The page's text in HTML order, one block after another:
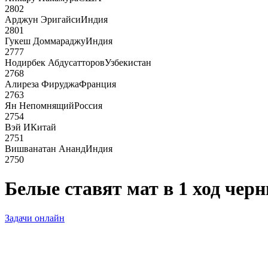
2802
Арджун ЭригайсиИндия
2801
Гукеш ДоммараджуИндия
2777
Нодирбек АбдусатторовУзбекистан
2768
Алиреза ФируджаФранция
2763
Ян НепомнящийРоссия
2754
Вэй ИКитай
2751
Вишванатан АнандИндия
2750
Белые ставят мат в 1 ход
Задачи онлайн